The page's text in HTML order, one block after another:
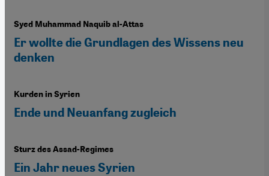
Syed Muhammad Naquib al-Attas
Er wollte die Grundlagen des Wissens neu
denken
Kurden in Syrien
Ende und Neuanfang zugleich
Sturz des Assad-Regimes
Ein Jahr neues Syrien